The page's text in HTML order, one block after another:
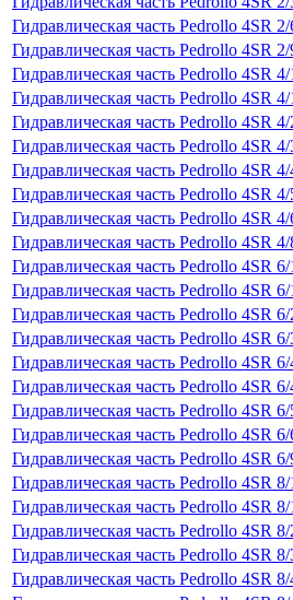
Гидравлическая часть Pedrollo 4SR
Гидравлическая часть Pedrollo 4SR
Гидравлическая часть Pedrollo 4SR
Гидравлическая часть Pedrollo 4SR
Гидравлическая часть Pedrollo 4SR
Гидравлическая часть Pedrollo 4SR
Гидравлическая часть Pedrollo 4SR
Гидравлическая часть Pedrollo 4SR
Гидравлическая часть Pedrollo 4SR
Гидравлическая часть Pedrollo 4SR
Гидравлическая часть Pedrollo 4SR
Гидравлическая часть Pedrollo 4SR
Гидравлическая часть Pedrollo 4SR
Гидравлическая часть Pedrollo 4SR
Гидравлическая часть Pedrollo 4SR
Гидравлическая часть Pedrollo 4SR
Гидравлическая часть Pedrollo 4SR
Гидравлическая часть Pedrollo 4SR
Гидравлическая часть Pedrollo 4SR
Гидравлическая часть Pedrollo 4SR
Гидравлическая часть Pedrollo 4SR
Гидравлическая часть Pedrollo 4SR
Гидравлическая часть Pedrollo 4SR
Гидравлическая часть Pedrollo 4SR